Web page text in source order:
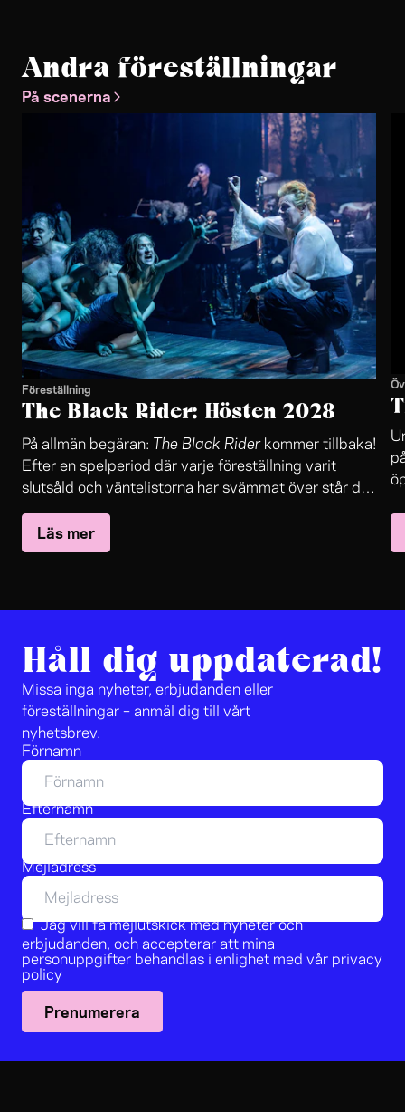
Andra föreställningar
På scenerna
Föreställning
The Black Rider: Hösten 2028
På allmän begäran: The Black Riderkommer tillbaka!
Efter en spelperiod där varje föreställning varit
slutsåld och väntelistorna har svämmat över står det
nu klart:The Black Rider
stora scen.
Läs mer
Håll dig uppdaterad!
Missa inga nyheter, erbjudanden eller
föreställningar – anmäl dig till vårt
nyhetsbrev.
Förnamn
Efternamn
Mejladress
Jag vill få mejlutskick med nyheter och
erbjudanden, och accepterar att mina
personuppgifter behandlas i enlighet med vår privacy
policy
Prenumerera